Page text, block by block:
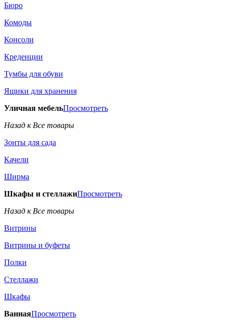
Бюро
Комоды
Консоли
Креденции
Тумбы для обуви
Ящики для хранения
Уличная мебельПросмотреть
Назад к Все товары
Зонты для сада
Качели
Ширма
Шкафы и стеллажиПросмотреть
Назад к Все товары
Витрины
Витрины и буфеты
Полки
Стеллажи
Шкафы
ВаннаяПросмотреть